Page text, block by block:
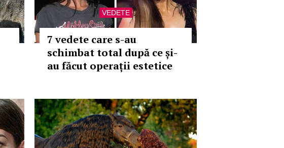
VEDETE
7 vedete care s-au
schimbat total după ce și-
au făcut operații estetice